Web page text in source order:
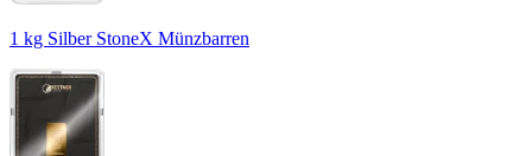
1 kg Silber StoneX Münzbarren